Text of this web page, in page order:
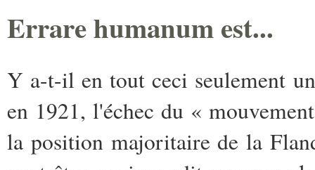
Errare humanum est...
Y a-t-il en tout ceci seulement
en 1921, l'échec du «
la position majoritaire de la